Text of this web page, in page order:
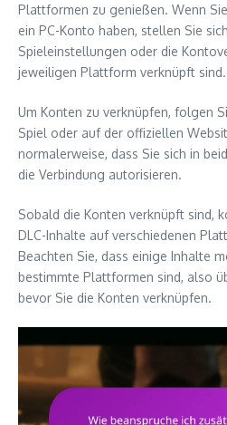
Plattformen zu genießen. Wenn
ein PC-Konto haben, stellen Sie
Spieleinstellungen oder die
jeweiligen Plattform verknüpft sind.
Um Konten zu verknüpfen, folgen
Spiel oder auf der offiziellen
normalerweise, dass Sie sich in
die Verbindung autorisieren.
Sobald die Konten verknüpft sind,
DLC-Inhalte auf verschiedenen
Beachten Sie, dass einige Inhalte
bestimmte Plattformen sind, also
bevor Sie die Konten verknüpfen.